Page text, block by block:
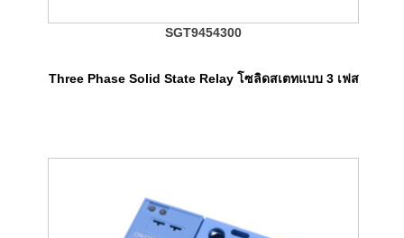
SGT9454300
Three Phase Solid State Relay โซลิดสเตทแบบ 3 เฟส